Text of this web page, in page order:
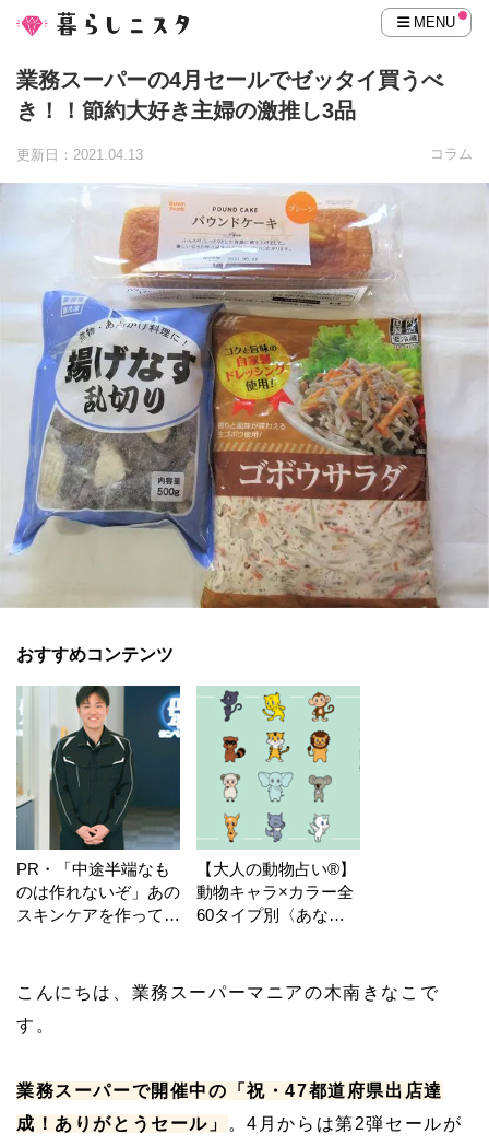
MENU
業務スーパーの4月セールでゼッタイ買うべ
き！！節約大好き主婦の激推し3品
更新日：2021.04.13 コラム
おすすめコンテンツ
PR・「中途半端なも
のは作れないぞ」あの
スキンケアを作ってい
【大人の動物占い®】
動物キャラ×カラー全
60タイプ別〈あなた
こんにちは、業務スーパーマニアの木南きなこで
す。
業務スーパーで開催中の「祝・47都道府県出店達
成！ありがとうセール」
。4月からは第2弾セールが